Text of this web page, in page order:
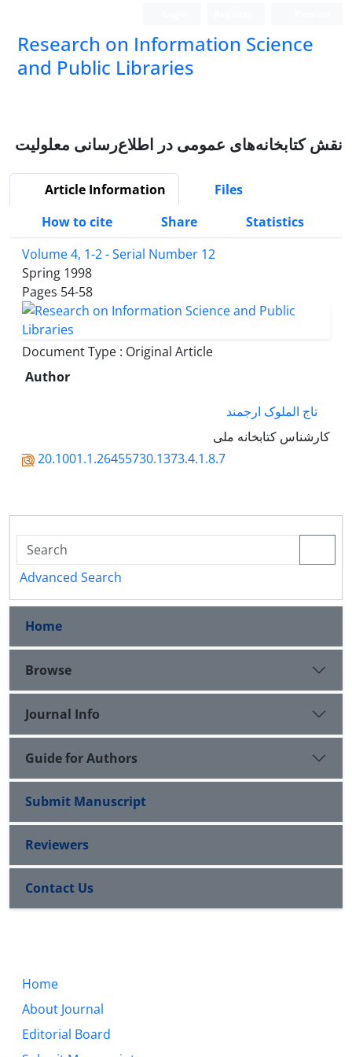
Research on Information Science
and Public Libraries
نقش کتابخانه‌های عمومی در اطلاع‌رسانی معلولیت
Article Information
Files
How to cite
Share
Statistics
Volume 4, 1-2 - Serial Number 12
Spring 1998
Pages 54-58
Document Type : Original Article
Author
تاج الملوک ارجمند
کارشناس کتابخانه ملی
20.1001.1.26455730.1373.4.1.8.7
Advanced Search
Home
Browse
Journal Info
Guide for Authors
Submit Manuscript
Reviewers
Contact Us
Home
About Journal
Editorial Board